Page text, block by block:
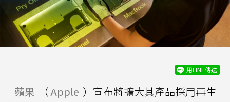
用LINE傳送
蘋果 （Apple ）宣布將擴大其產品採用再生